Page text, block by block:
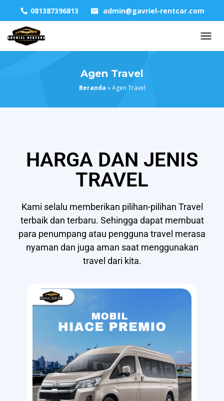
081387396813 admin@gavriel-rentcar.com
Agen Travel
Beranda »Agen Travel
HARGA DAN JENIS
TRAVEL
Kami selalu memberikan pilihan-pilihan Travel
terbaik dan terbaru. Sehingga dapat membuat
para penumpang atau pengguna travel merasa
nyaman dan juga aman saat menggunakan
travel dari kita.